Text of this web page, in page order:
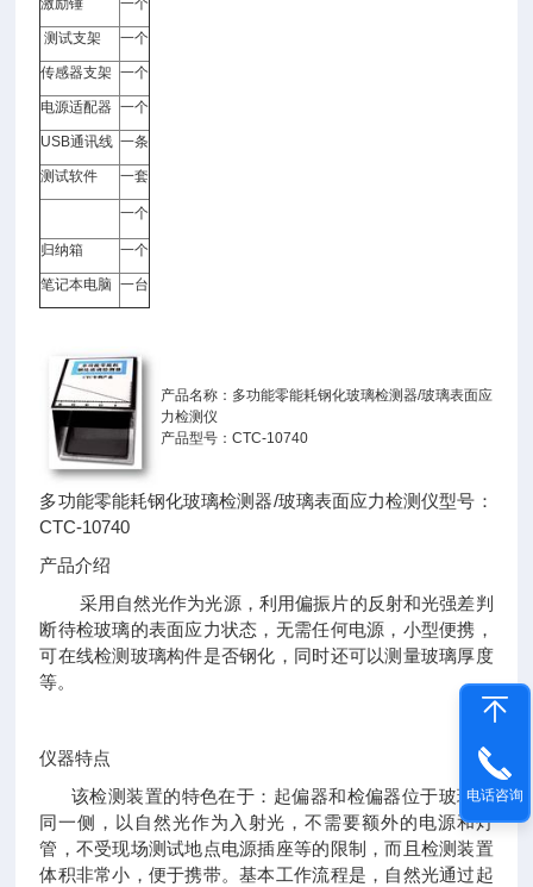
激励锤 一个
测试支架 一个
传感器支架 一个
电源适配器 一个
USB通讯线 一条
测试软件 一套
一个
归纳箱 一个
笔记本电脑 一台
产品名称：多功能零能耗钢化玻璃检测器/玻璃表面应
力检测仪
产品型号：CTC-10740
多功能零能耗钢化玻璃检测器/玻璃表面应力检测仪型号：
CTC-10740
产品介绍
采用自然光作为光源，利用偏振片的反射和光强差判
断待检玻璃的表面应力状态，无需任何电源，小型便携，
可在线检测玻璃构件是否钢化，同时还可以测量玻璃厚度
等。
仪器特点
该检测装置的特色在于：起偏器和检偏器位于玻璃的
同一侧，以自然光作为入射光，不需要额外的电源和灯
管，不受现场测试地点电源插座等的限制，而且检测装置
体积非常小，便于携带。基本工作流程是，自然光通过起
电话咨询